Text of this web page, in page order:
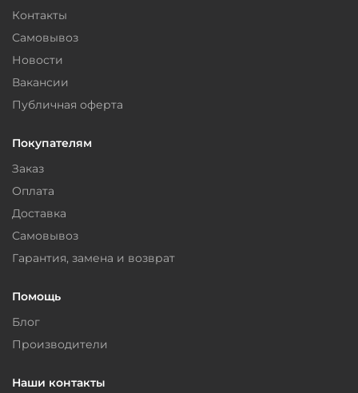
Контакты
Самовывоз
Новости
Вакансии
Публичная оферта
Покупателям
Заказ
Оплата
Доставка
Самовывоз
Гарантия, замена и возврат
Помощь
Блог
Производители
Наши контакты